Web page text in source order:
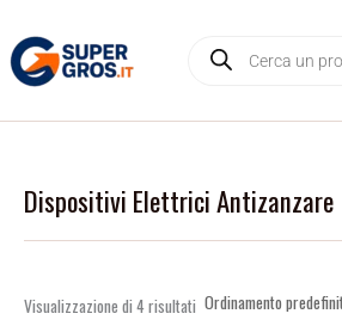
contenuto
search
i
s
i
b
l
Dispositivi Elettrici Antizanzare
Visualizzazione di 4 risultati